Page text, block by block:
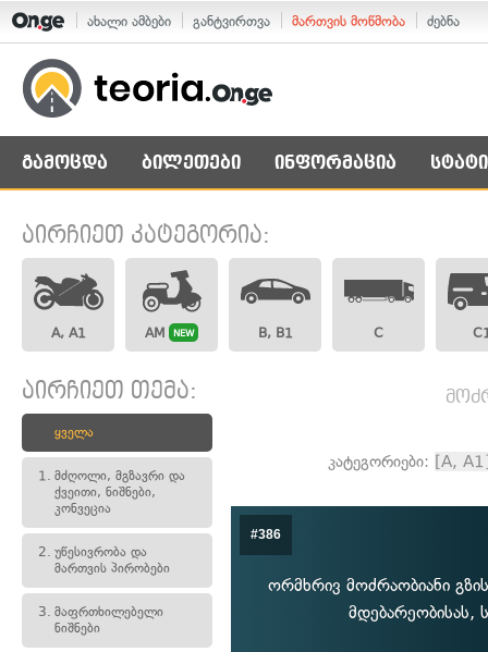
ახალი ამბები განტვირთვა მართვის მოწმობა ძებნა
გამოცდა ბილეთები ინფორმაცია
აირჩიეთ კატეგორია:
A, A1 AM NEW B, B1 C
აირჩიეთ თემა:
ყველა
1. მძღოლი, მგზავრი და
ქვეითი, ნიშნები,
კონვეცია
2. უწესივრობა და
მართვის პირობები
3. მაფრთხილებელი
ნიშნები
კატეგორიები: [A,
#386
ორმხრივ მოძრაობიანი
მდებარეობისას,